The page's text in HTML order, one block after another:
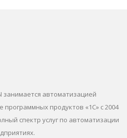
автоматизацией
программных продуктов «1С» с 2004
спектр услуг по автоматизации